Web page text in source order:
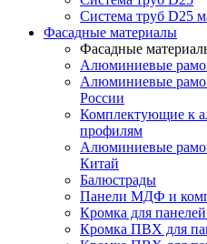
Система труб D25
Фасадные материалы
Фасадные
Алюминиевые
Алюминиевые
России
Комплектующие к
профилям
Алюминиевые
Китай
Балюстрады
Панели МДФ и
Кромка для
Кромка ПВХ для